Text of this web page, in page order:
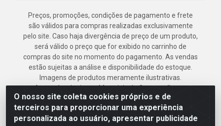
O nosso site coleta cookies próprios e de
terceiros para proporcionar uma experiência
personalizada ao usuário, apresentar publicidade
Preços, promoções, condições de pagamento e frete
são válidos para compras realizadas exclusivamente
pelo site. Caso haja divergência de preço de um produto,
será válido o preço que for exibido no carrinho de
compras do site no momento do pagamento. As vendas
estão sujeitas a análise e disponibilidade do estoque.
Imagens de produtos meramente ilustrativas.
Armazém Jenipapo Materiais de Construção em
Geral LTDA - Rua das Flores, 2691 - Guabiraba,
Recife/PE - CEP 52.291-630 - CNPJ
41.097.379/0001-